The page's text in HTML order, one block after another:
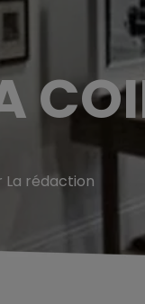
La rédaction